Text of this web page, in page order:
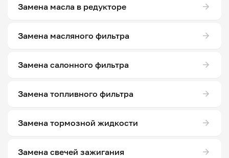
Замена масла в редукторе
Замена масляного фильтра
Замена салонного фильтра
Замена топливного фильтра
Замена тормозной жидкости
Замена свечей зажигания